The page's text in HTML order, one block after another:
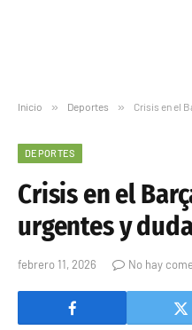
Inicio » Deportes » Crisis en el
DEPORTES
Crisis en el
urgentes y
febrero 11, 2026 No hay